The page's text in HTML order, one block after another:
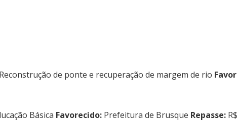
Reconstrução de ponte e recuperação de margem de rio
Básica Favorecido: Prefeitura de Brusque Repasse: